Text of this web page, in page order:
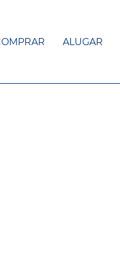
ALUGAR